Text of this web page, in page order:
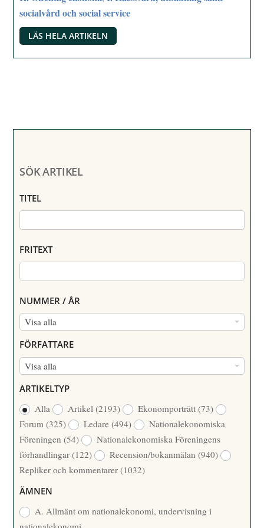
socialvård och social service
LÄS HELA ARTIKELN
SÖK ARTIKEL
TITEL
FRITEXT
NUMMER / ÅR
Visa alla
N
M
M
/
Å
R
FÖRFATTARE
Visa alla
R
F
A
T
T
A
R
ARTIKELTYP
Alla
Artikel(2193) Ekonomporträtt(73)
Forum(325) Ledare(494)
Nationalekonomiska
Föreningen(54)
Nationalekonomiska Föreningens
förhandlingar(122) Recension/bokanmälan(940)
Repliker och kommentarer(1032)
ÄMNEN
A. Allmänt om nationalekonomi, undervisning i